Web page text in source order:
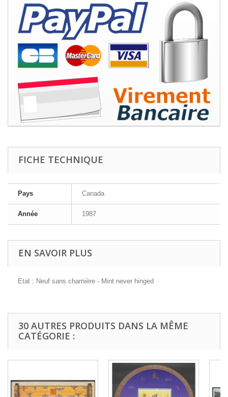
FICHE TECHNIQUE
Pays Canada
Année 1987
EN SAVOIR PLUS
Etat : Neuf sans charnière - Mint never hinged
30 AUTRES PRODUITS DANS LA MÊME
CATÉGORIE :